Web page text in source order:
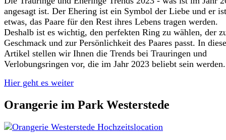
angesagt ist. Der Ehering ist ein Symbol der Liebe und er ist
etwas, das Paare für den Rest ihres Lebens tragen werden.
Deshalb ist es wichtig, den perfekten Ring zu wählen, der
Geschmack und zur Persönlichkeit des Paares passt. In
Artikel stellen wir Ihnen die Trends bei Trauringen und
Verlobungsringen vor, die im Jahr 2023 beliebt sein werden.
Hier geht es weiter
Orangerie im Park Westerstede